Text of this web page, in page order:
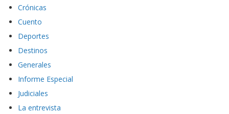
Crónicas
Cuento
Deportes
Destinos
Generales
Informe Especial
Judiciales
La entrevista